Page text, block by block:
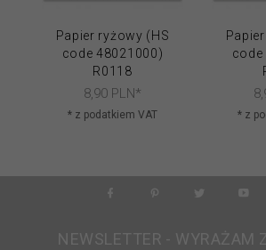
Papier ryżowy (HS
code 48021000)
R0118
8,90 PLN*
* z podatkiem VAT
code
8,
* z
NEWSLETTER - WYRAŻAM